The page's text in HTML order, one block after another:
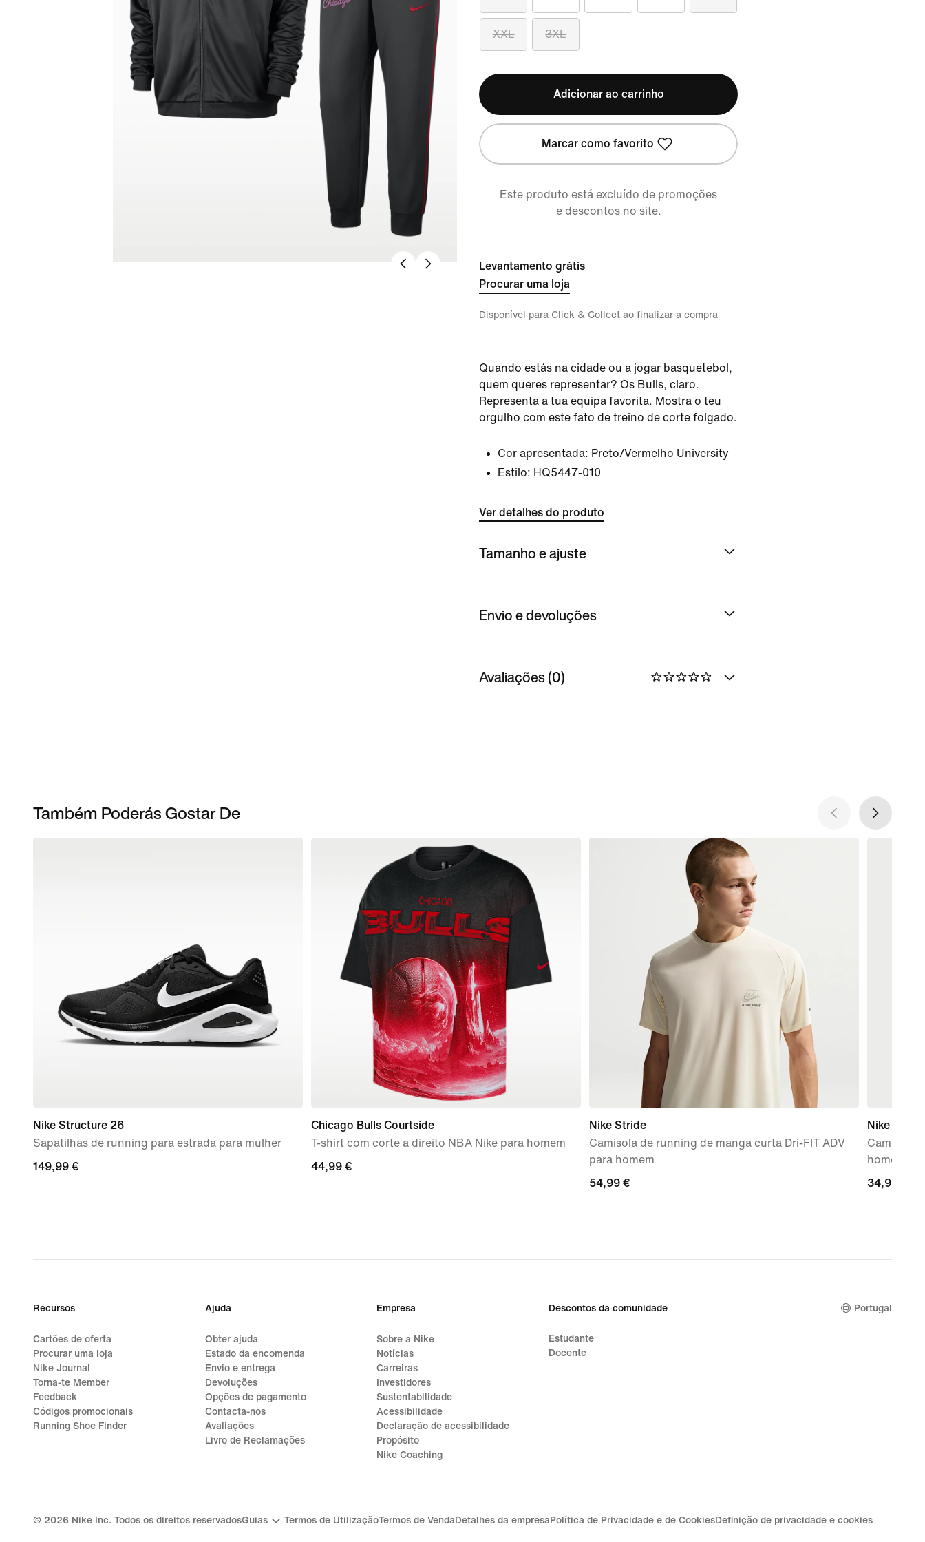
XXL 3XL
Adicionar ao carrinho
Marcar como favorito
Este produto está excluído de promoções
e descontos no site.
Levantamento grátis
Procurar uma loja
Disponível para Click & Collect ao finalizar a compra
Quando estás na cidade ou a jogar basquetebol,
quem queres representar? Os Bulls, claro.
Representa a tua equipa favorita. Mostra o teu
orgulho com este fato de treino de corte folgado.
Cor apresentada: Preto/Vermelho University
Estilo: HQ5447-010
Ver detalhes do produto
Tamanho e ajuste
Envio e devoluções
Avaliações (0)
Também Poderás Gostar De
Nike Structure 26
Sapatilhas de running para estrada para mulher
149,99
149,99 €
Chicago Bulls Courtside
T-shirt com corte a direito NBA Nike para homem
44,99
44,99 €
Nike Stride
Camisola de running de manga curta Dri-FIT ADV
para homem
54,99
54,99 €
Nike Miler
Camisola
homem
34,99
34,99 €
Recursos
Cartões de oferta
Procurar uma loja
Nike Journal
Torna-te Member
Feedback
Códigos promocionais
Running Shoe Finder
Ajuda
Obter ajuda
Estado da encomenda
Envio e entrega
Devoluções
Opções de pagamento
Contacta-nos
Avaliações
Livro de Reclamações
Empresa
Sobre a Nike
Notícias
Carreiras
Investidores
Sustentabilidade
Acessibilidade
Declaração de acessibilidade
Propósito
Nike Coaching
Descontos da comunidade
Estudante
Docente
Portugal
© 2026 Nike Inc. Todos os direitos reservadosGuias Termos de UtilizaçãoTermos de Venda Detalhes da empresa Política de Privacidade e de CookiesDefinição de privacidade e cookies